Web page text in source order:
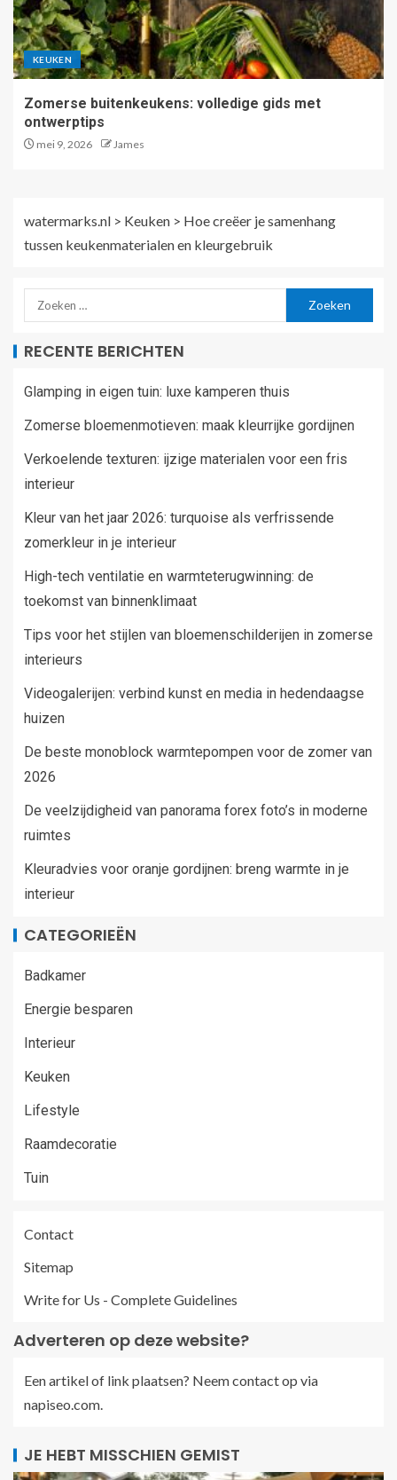
KEUKEN
Zomerse buitenkeukens: volledige gids met
ontwerptips
mei 9, 2026 James
watermarks.nl > Keuken > Hoe creëer je samenhang
tussen keukenmaterialen en kleurgebruik
RECENTE BERICHTEN
Glamping in eigen tuin: luxe kamperen thuis
Zomerse bloemenmotieven: maak kleurrijke gordijnen
Verkoelende texturen: ijzige materialen voor een fris
interieur
Kleur van het jaar 2026: turquoise als verfrissende
zomerkleur in je interieur
High-tech ventilatie en warmteterugwinning: de
toekomst van binnenklimaat
Tips voor het stijlen van bloemenschilderijen in zomerse
interieurs
Videogalerijen: verbind kunst en media in hedendaagse
huizen
De beste monoblock warmtepompen voor de zomer van
2026
De veelzijdigheid van panorama forex foto’s in moderne
ruimtes
Kleuradvies voor oranje gordijnen: breng warmte in je
interieur
CATEGORIEËN
Badkamer
Energie besparen
Interieur
Keuken
Lifestyle
Raamdecoratie
Tuin
Contact
Sitemap
Write for Us - Complete Guidelines
Adverteren op deze website?
Een artikel of link plaatsen? Neem contact op via
napiseo.com.
JE HEBT MISSCHIEN GEMIST